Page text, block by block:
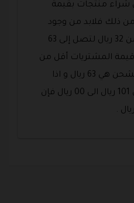
شراء منتجات بقيمة
او أكثر من ذلك فلابد من وجود
رسوم شحن و التي تبدأ من 32 ريال لتصل إلى 63
قيمة المشتريات أقل من
100 ريال فإن مصاريف الشحن هي 63 ريال و اذا
كانت قيمة المنتجات من 101 ريال الى 00 ريال فإن